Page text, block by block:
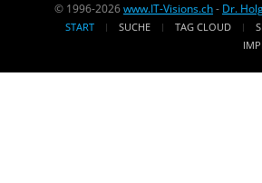
© 1996-2026www.IT-Visions.ch- Dr.
START SUCHE TAG CLOUD